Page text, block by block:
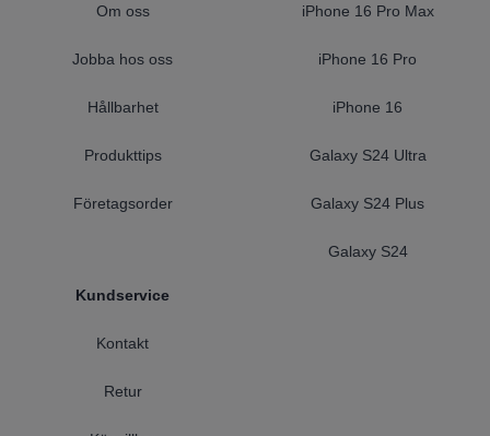
Om oss
Jobba hos oss
Hållbarhet
Produkttips
Företagsorder
Kundservice
Kontakt
Retur
iPhone 16 Pro Max
iPhone 16 Pro
iPhone 16
Galaxy S24 Ultra
Galaxy S24 Plus
Galaxy S24